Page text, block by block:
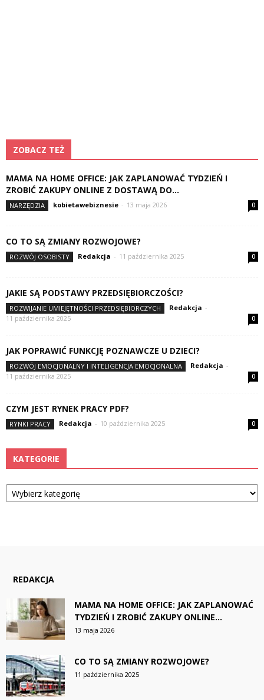
ZOBACZ TEŻ
MAMA NA HOME OFFICE: JAK ZAPLANOWAĆ TYDZIEŃ I
ZROBIĆ ZAKUPY ONLINE Z DOSTAWĄ DO...
NARZĘDZIA kobietawebiznesie - 13 maja 2026 0
CO TO SĄ ZMIANY ROZWOJOWE?
ROZWÓJ OSOBISTY Redakcja - 11 października 2025 0
JAKIE SĄ PODSTAWY PRZEDSIĘBIORCZOŚCI?
ROZWIJANIE UMIEJĘTNOŚCI PRZEDSIĘBIORCZYCH Redakcja -
11 października 2025
0
JAK POPRAWIĆ FUNKCJĘ POZNAWCZE U DZIECI?
ROZWÓJ EMOCJONALNY I INTELIGENCJA EMOCJONALNA Redakcja -
11 października 2025
0
CZYM JEST RYNEK PRACY PDF?
RYNKI PRACY Redakcja - 10 października 2025 0
KATEGORIE
Kategorie
REDAKCJA
MAMA NA HOME OFFICE: JAK ZAPLANOWAĆ
TYDZIEŃ I ZROBIĆ ZAKUPY ONLINE...
13 maja 2026
CO TO SĄ ZMIANY ROZWOJOWE?
11 października 2025